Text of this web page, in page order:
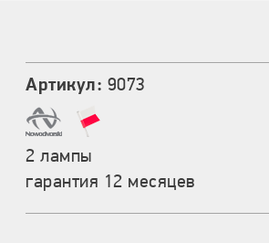
Артикул: 9073
2 лампы
гарантия 12 месяцев